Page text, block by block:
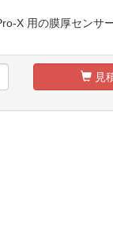
X 用の膜厚センサ
見